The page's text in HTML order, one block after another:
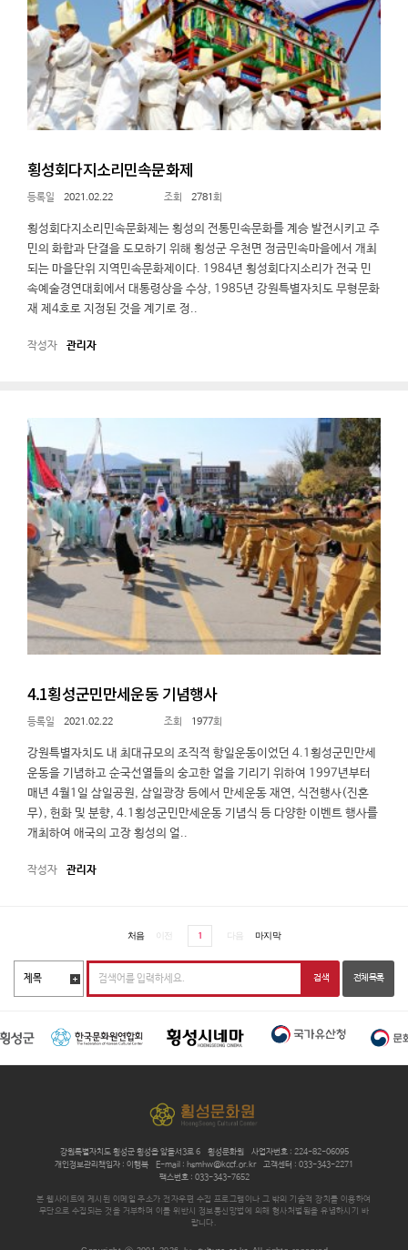
횡성회다지소리민속문화제
2021.02.22 2781
횡성회다지소리민속문화제는 횡성의 전통민속문화를 계승 발전시키고 주
민의 화합과 단결을 도모하기 위해 횡성군 우천면 정금민속마을에서 개최
되는 마을단위 지역민속문화제이다. 1984년 횡성회다지소리가 전국 민
속예술경연대회에서 대통령상을 수상, 1985년 강원특별자치도 무형문화
재 제4호로 지정된 것을 계기로 정..
관리자
4.1횡성군민만세운동 기념행사
2021.02.22 1977
강원특별자치도 내 최대규모의 조직적 항일운동이었던 4.1횡성군민만세
운동을 기념하고 순국선열들의 숭고한 얼을 기리기 위하여 1997년부터
매년 4월1일 삼일공원, 삼일광장 등에서 만세운동 재연, 식전행사(진혼
무), 헌화 및 분향, 4.1횡성군민만세운동 기념식 등 다양한 이벤트 행사를
개최하여 애국의 고장 횡성의 얼..
관리자
1
강원특별자치도 횡성군 횡성읍 앞들서3로 6 횡성문화원
사업자번호 : 224-82-06095
개인정보관리책임자 : 이행복
E-mail : hsmhw@kccf.or.kr
고객센터 : 033-343-2271
팩스번호 : 033-343-7652
본 웹사이트에 게시된 이메일 주소가 전자우편 수집 프로그램이나 그 밖의 기술적 장치를 이용하여
무단으로 수집되는 것을 거부하며 이를 위반시 정보통신망법에 의해 형사처벌됨을 유념하시기 바
랍니다.